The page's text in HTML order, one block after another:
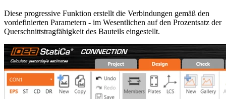
Diese progressive Funktion erstellt die Verbindungen gemäß den
vordefinierten Parametern - im Wesentlichen auf den Prozentsatz der
Querschnittstragfähigkeit des Bauteils eingestellt.